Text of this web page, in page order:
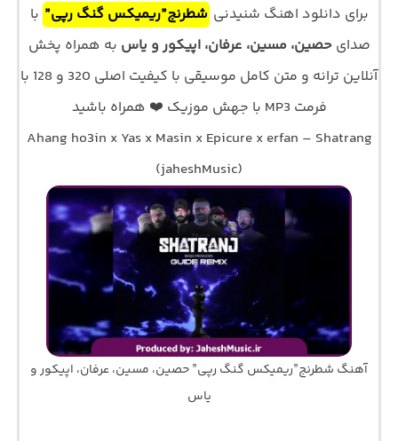
برای دانلود اهنگ شنیدنی شطرنج”ریمیکس گنگ رپی” با
صدایحصین، مسین، عرفان، اپیکور و یاس به همراه پخش
آنلاین ترانه و متن کامل موسیقی با کیفیت اصلی 320 و 128 با
فرمت MP3 با جهش موزیک ❤️ همراه باشید
Ahang ho3in x Yas x Masin x Epicure x erfan – Shatrang
(jaheshMusic)
آهنگ شطرنج”ریمیکس گنگ رپی” حصین، مسین، عرفان، اپیکور و
یاس